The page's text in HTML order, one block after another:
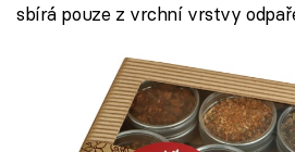
sbírá pouze z vrchní vrstvy